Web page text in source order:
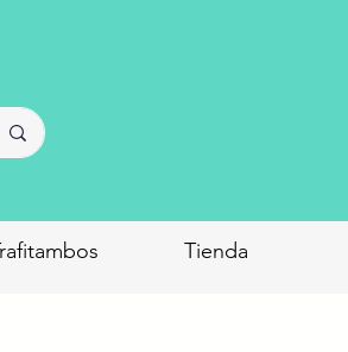
Tienda